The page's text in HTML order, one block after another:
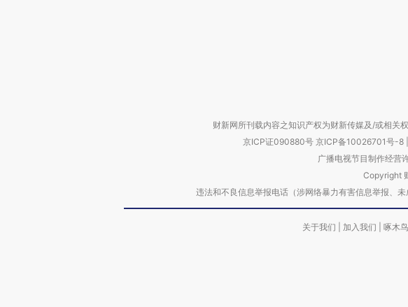
财新网所刊载内容之知识产权为财新传媒及/或相关
京ICP证090880号 京ICP备10026701号-8
广播电视节目制作经营
Copyright
违法和不良信息举报电话（涉网络暴力有害信息举报
关于我们 加入我们 啄木